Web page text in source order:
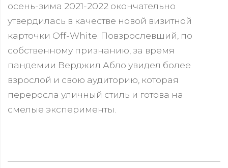
осень-зима 2021-2022 окончательно
утвердилась в качестве новой визитной
карточки Off-White. Повзрослевший, по
собственному признанию, за время
пандемии Верджил Абло увидел более
взрослой и свою аудиторию, которая
переросла уличный стиль и готова на
смелые эксперименты.